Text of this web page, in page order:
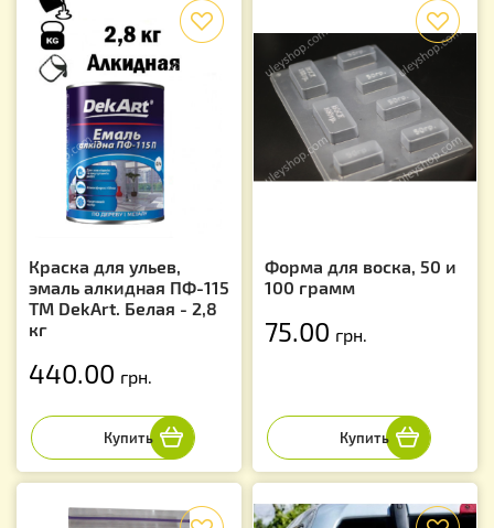
Краска для ульев,
эмаль алкидная ПФ-115
TM DekArt. Белая - 2,8
кг
440.00 грн.
Форма для воска, 50 и
100 грамм
75.00 грн.
f